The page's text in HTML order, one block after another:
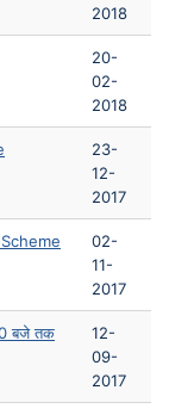
2018
20-
02-
2018
23-
12-
2017
02-
11-
2017
बजे तक
12-
09-
2017